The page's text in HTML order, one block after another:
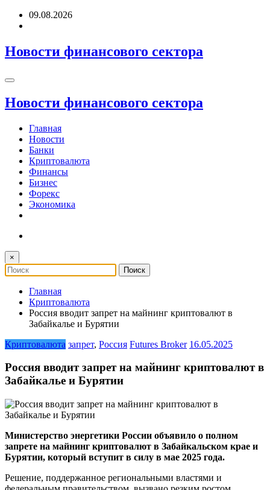
Перейти09.08.2026
Новости финансового сектора
Новости финансового сектора
Главная
Новости
Банки
Криптовалюта
Финансы
Бизнес
Форекс
Экономика
×
Главная
Криптовалюта
Россия вводит запрет на майнинг криптовалют в
Забайкалье и Бурятии
Криптовалюта запрет, Россия Futures Broker 16.05.2025
Россия вводит запрет на майнинг криптовалют в
Забайкалье и Бурятии
Министерство энергетики России объявило о полном
запрете на майнинг криптовалют в Забайкальском крае и
Бурятии, который вступит в силу в мае 2025 года.
Решение, поддержанное региональными властями и